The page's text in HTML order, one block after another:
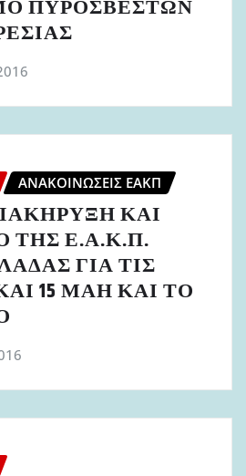
ΠΥΡΟΣΒΕΣΤΩΝ
ΑΝΑΚΟΙΝΏΣΕΙΣ ΕΑΚΠ
ΚΑΙ
ΤΗΣ Ε.Α.Κ.Π.
ΓΙΑ ΤΙΣ
15 ΜΑΗ ΚΑΙ ΤΟ